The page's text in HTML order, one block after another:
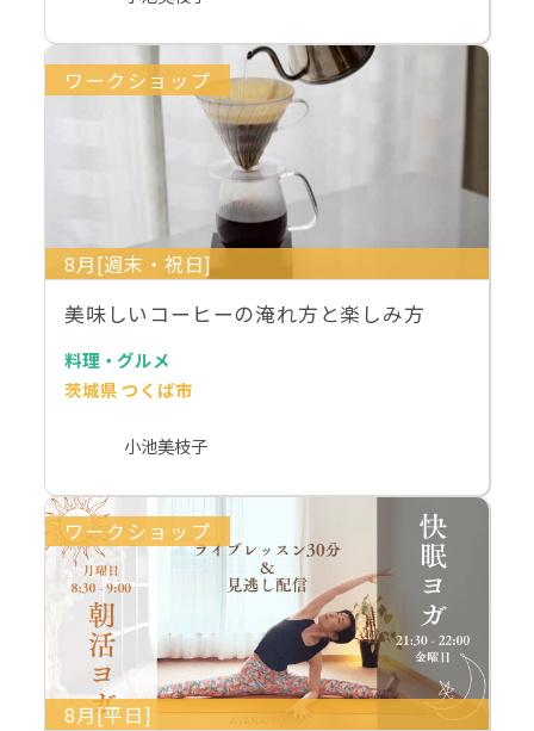
ワークショップ
8月[週末・祝日]
美味しいコーヒーの淹れ方と楽しみ方
料理・グルメ
茨城県 つくば市
小池美枝子
ワークショップ
8月[平日]